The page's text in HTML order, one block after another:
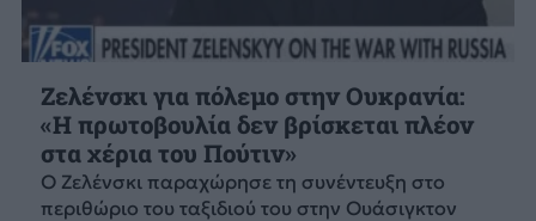
Ζελένσκι για πόλεμο στην Ουκρανία:
«Η πρωτοβουλία δεν βρίσκεται πλέον
στα χέρια του Πούτιν»
Ο Ζελένσκι παραχώρησε τη συνέντευξη στο
περιθώριο του ταξιδιού του στην Ουάσιγκτον